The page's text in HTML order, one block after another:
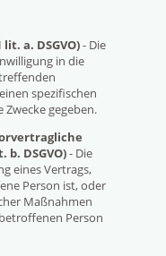
a. DSGVO)- Die
in die
spezifischen
gegeben.
b. DSGVO)- Die
eines Vertrags,
Person ist, oder
Maßnahmen
Person